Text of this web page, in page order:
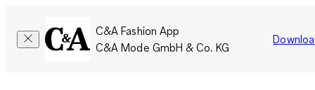
C&A Fashion App
C&A Mode GmbH & Co. KG